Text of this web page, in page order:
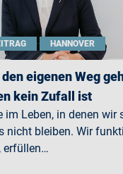
HANNOVER
eigenen Weg
kein Zufall ist
im Leben, in denen wir
nicht bleiben. Wir
erfüllen…